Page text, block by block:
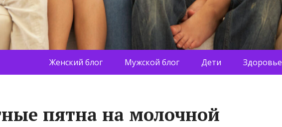
Женский блог Мужской блог Дети Здоровье
пятна на молочной